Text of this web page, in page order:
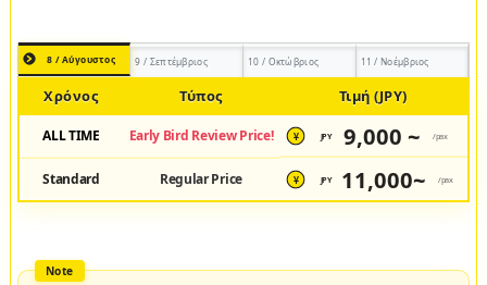
8 / Αύγουστος 9 / Σεπτέμβριος 10 / Οκτώβριος 11 / Νοέμβριος
Χρόνος Τύπος Τιμή (JPY)
ALL TIME Early Bird Review Price! ¥ JPY 9,000 ~ /pax
Standard Regular Price ¥ JPY 11,000~ /pax